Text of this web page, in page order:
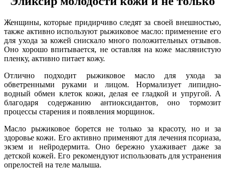
Женщины, которые придирчиво следят за своей внешностью,
также активно используют рыжиковое масло: применение его
для ухода за кожей снискало много положительных отзывов.
Оно хорошо впитывается, не оставляя на коже маслянистую
пленку, активно питает кожу.
Отлично подходит рыжиковое масло для ухода за
обветренными руками и лицом. Нормализует липидно-
водный обмен клеток кожи, делая ее гладкой и упругой. А
благодаря содержанию антиоксидантов, оно тормозит
процессы старения и появления морщинок.
Масло рыжиковое борется не только за красоту, но и за
здоровье кожи. Его активно применяют для лечения псориаза,
экзем и нейродермита. Оно бережно ухаживает даже за
детской кожей. Его рекомендуют использовать для устранения
опрелостей на теле малыша.